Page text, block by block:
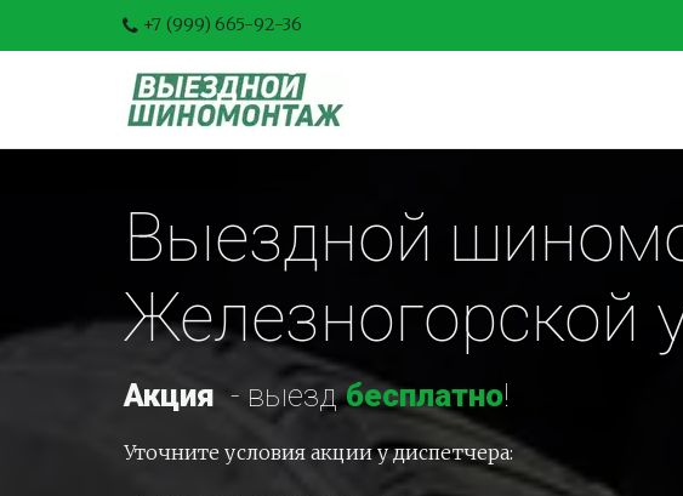
+7 (999) 665-92-36
Выездной
Железногорской
Акция - выезд бесплатно!
Уточните условия акции у диспетчера: